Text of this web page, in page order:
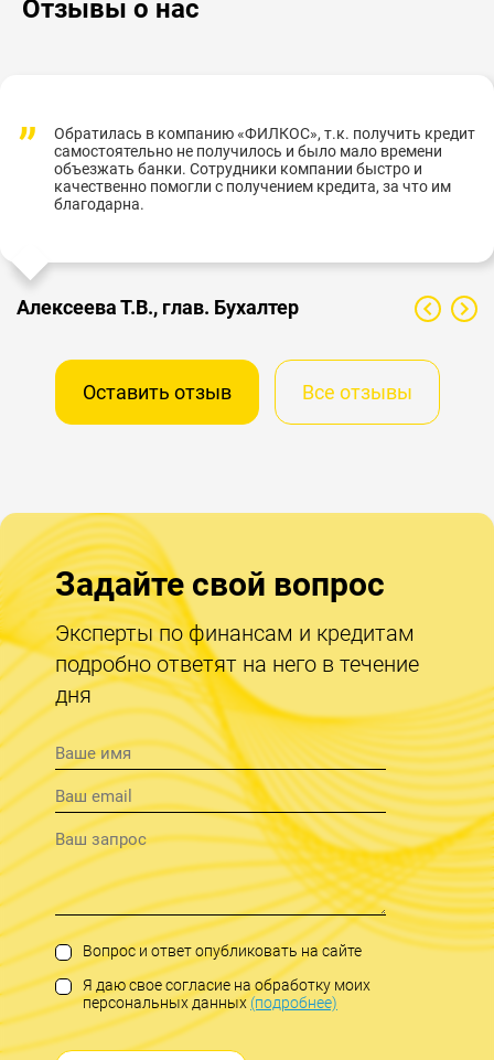
Отзывы о нас
Обратилась в компанию «ФИЛКОС», т.к. получить кредит
самостоятельно не получилось и было мало времени
объезжать банки. Сотрудники компании быстро и
качественно помогли с получением кредита, за что им
благодарна.
Алексеева Т.В., глав. Бухалтер
Оставить отзыв Все отзывы
Задайте свой вопрос
Эксперты по финансам и кредитам
подробно ответят на него в течение
дня
Вопрос и ответ опубликовать на сайте
Я даю свое согласие на обработку моих
персональных данных(подробнее)